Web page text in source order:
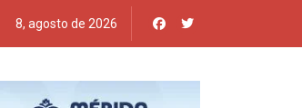
8, agosto de 2026